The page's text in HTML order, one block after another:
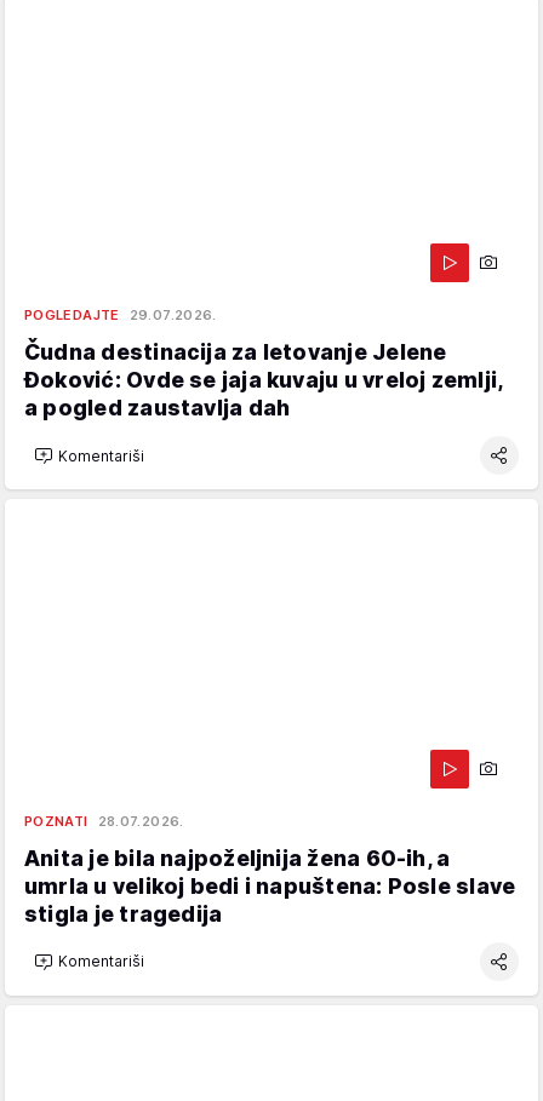
POGLEDAJTE 29.07.2026.
Čudna destinacija za letovanje Jelene
Đoković: Ovde se jaja kuvaju u vreloj zemlji,
a pogled zaustavlja dah
Komentariši
POZNATI 28.07.2026.
Anita je bila najpoželjnija žena 60-ih, a
umrla u velikoj bedi i napuštena: Posle slave
stigla je tragedija
Komentariši